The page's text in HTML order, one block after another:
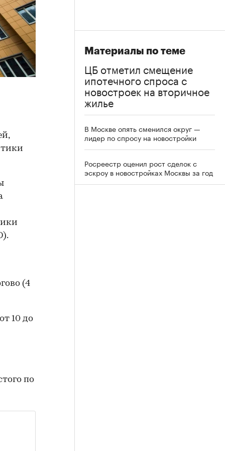
(4
10 до
по
Материалы по теме
ЦБ отметил смещение
ипотечного спроса с
новостроек на вторичное
жилье
В Москве опять сменился округ —
лидер по спросу на новостройки
Росреестр оценил рост сделок с
эскроу в новостройках Москвы за год